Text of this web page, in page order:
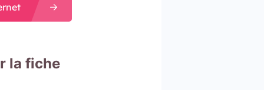
la fiche